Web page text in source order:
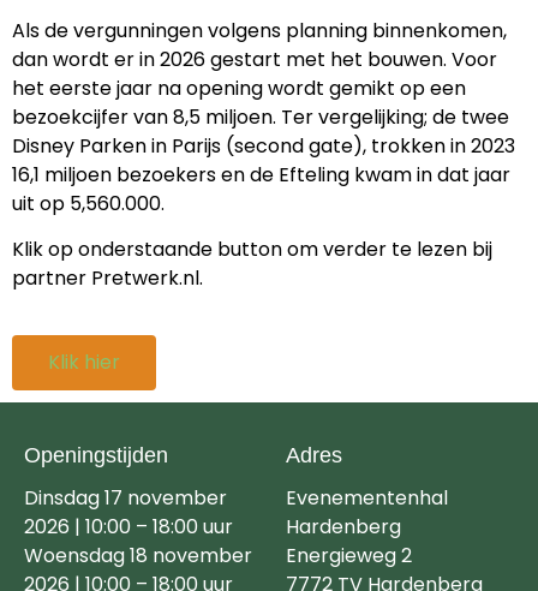
Als de vergunningen volgens planning binnenkomen,
dan wordt er in 2026 gestart met het bouwen. Voor
het eerste jaar na opening wordt gemikt op een
bezoekcijfer van 8,5 miljoen. Ter vergelijking; de twee
Disney Parken in Parijs (second gate), trokken in 2023
16,1 miljoen bezoekers en de Efteling kwam in dat jaar
uit op 5,560.000.
Klik op onderstaande button om verder te lezen bij
partner Pretwerk.nl.
Klik hier
Openingstijden
Dinsdag 17 november
2026 | 10:00 – 18:00 uur
Woensdag 18 november
2026 | 10:00 – 18:00 uur
Adres
Evenementenhal
Hardenberg
Energieweg 2
7772 TV Hardenberg